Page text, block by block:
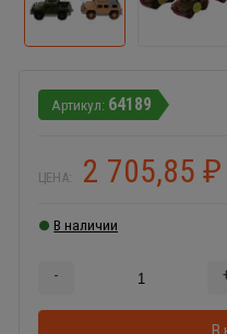
64189
ЦЕНА: 2 705,85 ₽
В наличии
-